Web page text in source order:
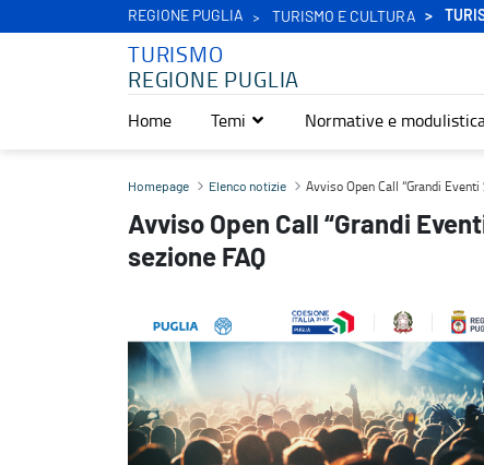
REGIONE PUGLIA TURISMO E CULTURA
TURISMO
REGIONE PUGLIA
Home Temi Normative e
Avviso Open Call “Grandi Eventi Secondo Semestre 2026":
Homepage Elenco notizie Avviso Open Call “Grandi
Avviso Open Call “Grandi
sezione FAQ